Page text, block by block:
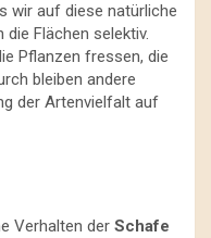
wir auf diese natürliche
die Flächen selektiv.
Pflanzen fressen, die
bleiben andere
der Artenvielfalt auf
Verhalten der Schafe